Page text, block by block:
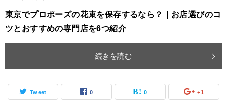
東京でプロポーズの花束を保存するなら？｜お店選びのコ
ツとおすすめの専門店を6つ紹介
続きを読む
Tweet 0 0 +1